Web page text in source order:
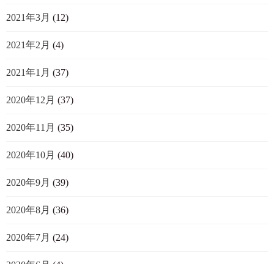
2021年3月 (12)
2021年2月 (4)
2021年1月 (37)
2020年12月 (37)
2020年11月 (35)
2020年10月 (40)
2020年9月 (39)
2020年8月 (36)
2020年7月 (24)